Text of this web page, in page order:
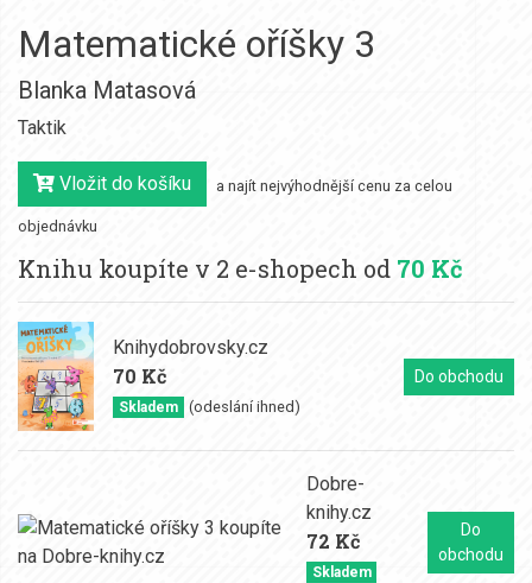
Matematické oříšky 3
Blanka Matasová
Taktik
Vložit do košíku a najít nejvýhodnější cenu za celou
objednávku
Knihu koupíte v 2 e-shopech od 70 Kč
Knihydobrovsky.cz
70 Kč
Skladem (odeslání ihned)
Do obchodu
Dobre-
knihy.cz
72 Kč
Skladem
Do
obchodu